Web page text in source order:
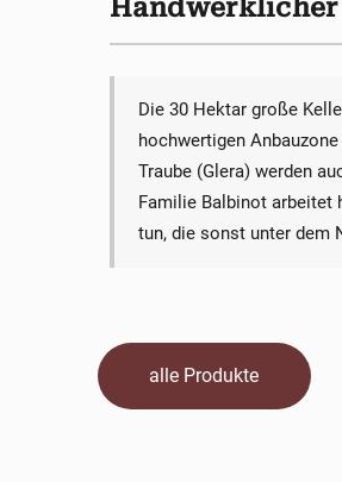
Die 30 Hektar große
hochwertigen
Traube (Glera) werden
Familie Balbinot arbeitet
tun, die sonst unter dem
alle Produkte